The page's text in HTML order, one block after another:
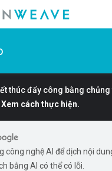
thúc đẩy công bằng
Xem cách thực hiện.
công nghệ AI để dịch nội
bằng AI có thể có lỗi.